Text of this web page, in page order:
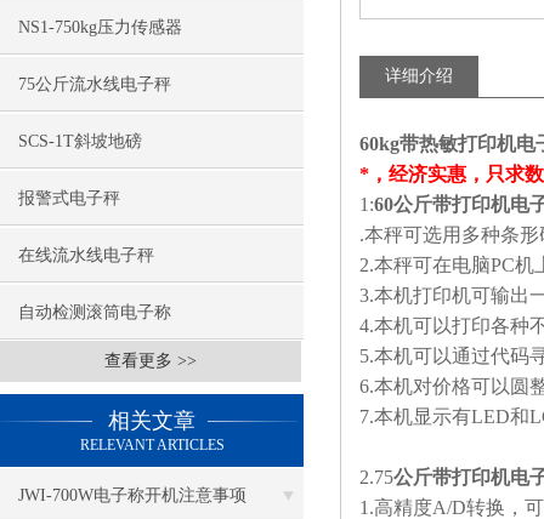
NS1-750kg压力传感器
75公斤流水线电子秤
SCS-1T斜坡地磅
报警式电子秤
在线流水线电子秤
自动检测滚筒电子称
查看更多 >>
相关文章
RELEVANT ARTICLES
JWI-700W电子称开机注意事项
详细介绍
60kg带热敏打印机电
*，经济实惠，只求
1:60公斤带打印机电
.本秤可选用多种条形
2.本秤可在电脑PC
3.本机打印机可输出
4.本机可以打印各种
5.本机可以通过代码
6.本机对价格可以圆
7.本机显示有LED和
2.75公斤带打印机电
1.高精度A/D转换，